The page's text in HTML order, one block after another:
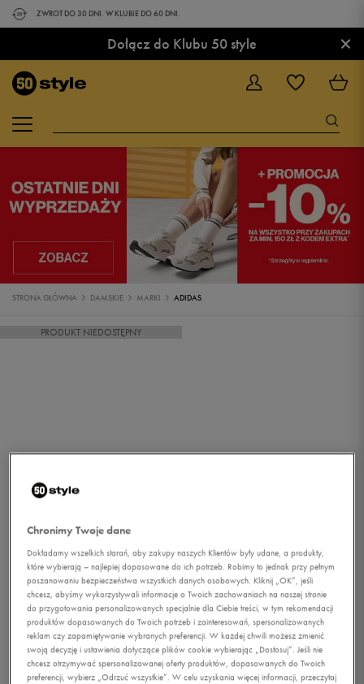
ZWROT DO 30 DNI. W KLUBIE DO 60 DNI.
Dołącz do Klubu 50 style ×
STRONA GŁÓWNA DAMSKIE MARKI ADIDAS
PRODUKT NIEDOSTĘPNY
1/1
Chronimy Twoje dane
Dokładamy wszelkich starań, aby zakupy naszych Klientów były udane, a produkty,
które wybierają – najlepiej dopasowane do ich potrzeb. Robimy to jednak przy pełnym
poszanowaniu bezpieczeństwa wszystkich danych osobowych. Kliknij „OK”, jeśli
chcesz, abyśmy wykorzystywali informacje o Twoich zachowaniach na naszej stronie
do przygotowania personalizowanych specjalnie dla Ciebie treści, w tym rekomendacji
produktów dopasowanych do Twoich potrzeb i zainteresowań, spersonalizowanych
reklam czy zapamiętywanie wybranych preferencji. W każdej chwili możesz zmienić
swoją decyzję i ustawienia dotyczące plików cookie wybierając „Dostosuj”. Jeśli nie
chcesz otrzymywać spersonalizowanej oferty produktów, dopasowanych do Twoich
preferencji, wybierz „Odrzuć wszystkie”. W celu uzyskania więcej informacji, przeczytaj